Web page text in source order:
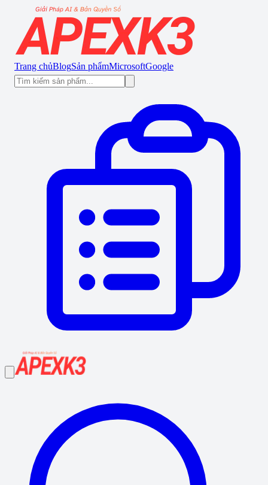
Trang chủBlogSản phẩmMicrosoftGoogle